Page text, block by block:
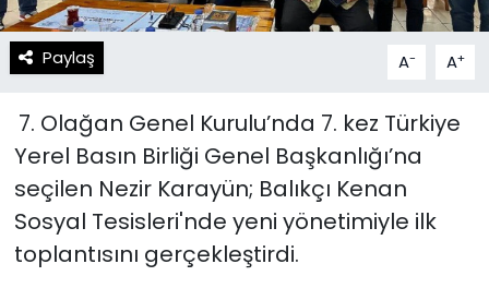
Paylaş A- A+
7. Olağan Genel Kurulu’nda 7. kez Türkiye
Yerel Basın Birliği Genel Başkanlığı’na
seçilen Nezir Karayün; Balıkçı Kenan
Sosyal Tesisleri'nde yeni yönetimiyle ilk
toplantısını gerçekleştirdi.